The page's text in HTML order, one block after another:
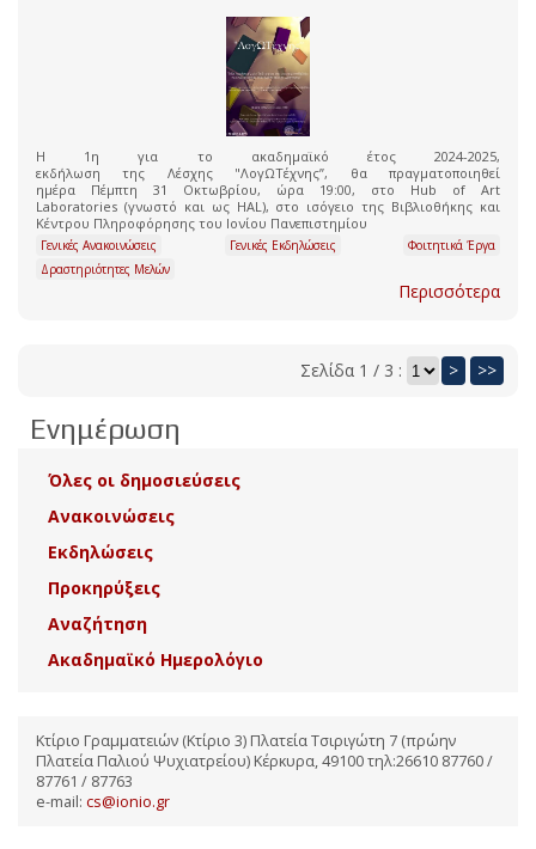
Η 1η για το ακαδημαϊκό έτος 2024-2025,
εκδήλωση της Λέσχης "ΛογΩΤέχνης”, θα πραγματοποιηθεί
ημέρα Πέμπτη 31 Οκτωβρίου, ώρα 19:00, στο Hub of Art
Laboratories (γνωστό και ως HAL), στο ισόγειο της Βιβλιοθήκης και
Κέντρου Πληροφόρησης του Ιονίου Πανεπιστημίου
Γενικές Ανακοινώσεις Γενικές Εκδηλώσεις
Φοιτητικά Έργα
Δραστηριότητες Μελών
Περισσότερα
Σελίδα 1 / 3 : > >>
Ενημέρωση
Όλες οι δημοσιεύσεις
Ανακοινώσεις
Εκδηλώσεις
Προκηρύξεις
Αναζήτηση
Ακαδημαϊκό Ημερολόγιο
Κτίριο Γραμματειών (Κτίριο 3) Πλατεία Τσιριγώτη 7 (πρώην
Πλατεία Παλιού Ψυχιατρείου) Κέρκυρα, 49100 τηλ:26610 87760 /
87761 / 87763
e-mail: cs@ionio.gr